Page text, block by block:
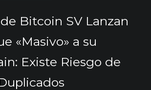
Bitcoin SV Lanzan
«Masivo» a su
Existe Riesgo de